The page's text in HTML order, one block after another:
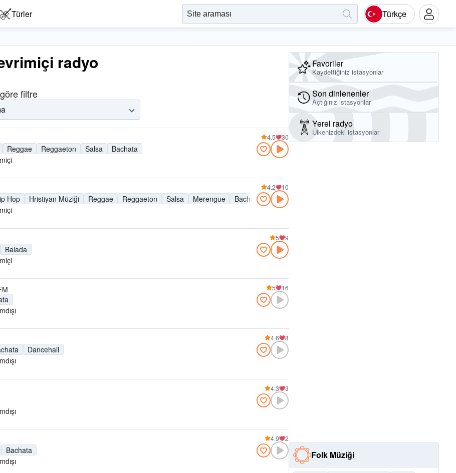
Türler Türkçe
radyo
filtre
Reggae Reggaeton Salsa
Bachata
4.5 30
Hop Hristiyan Müziği Reggae Reggaeton Salsa Merengue
Bachata
4.2 10
Balada
5 9
5 16
Dancehall
4.6 8
4.3 3
Bachata
4.9 2
Favoriler
Kaydettiğiniz istasyonlar
Son dinlenenler
Açtığınız istasyonlar
Yerel radyo
Ülkenizdeki istasyonlar
Folk Müziği